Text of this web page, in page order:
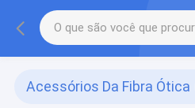
Acessórios Da Fibra Ótica